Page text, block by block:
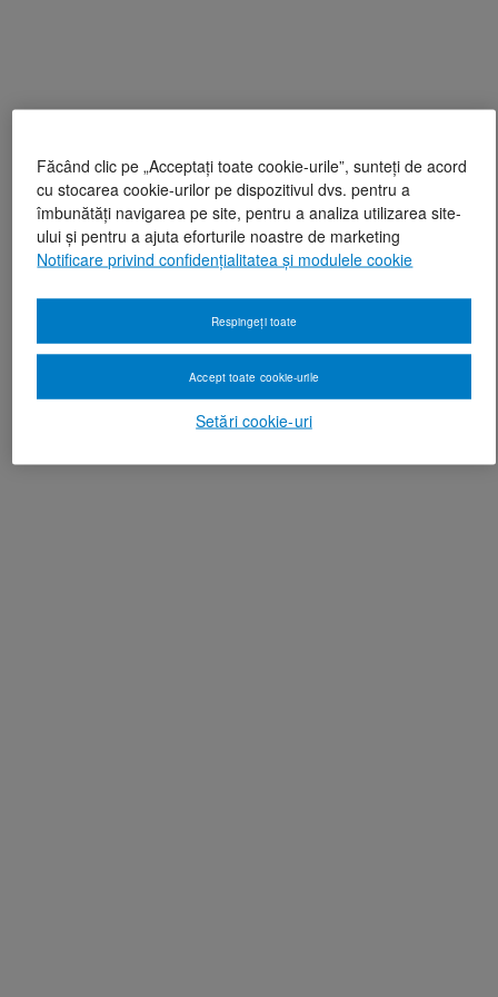
Făcând clic pe „Acceptați toate cookie-urile”, sunteți de acord
cu stocarea cookie-urilor pe dispozitivul dvs. pentru a
îmbunătăți navigarea pe site, pentru a analiza utilizarea site-
ului și pentru a ajuta eforturile noastre de marketing
Notificare privind confidențialitatea și modulele cookie
Setări cookie-uri
Respingeți toate
Accept toate cookie-urile